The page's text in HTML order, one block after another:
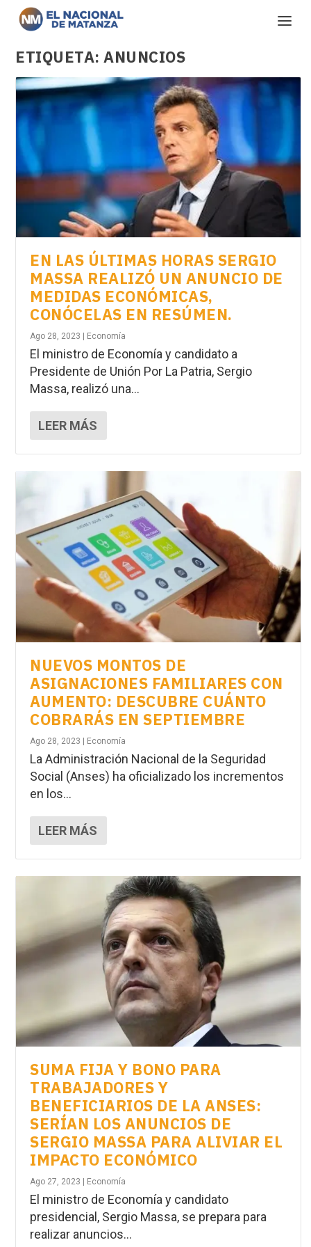
ETIQUETA:ANUNCIOS
EN LAS ÚLTIMAS HORAS SERGIO
MASSA REALIZÓ UN ANUNCIO DE
MEDIDAS ECONÓMICAS,
CONÓCELAS EN RESÚMEN.
Ago 28, 2023 Economía
El ministro de Economía y candidato a
Presidente de Unión Por La Patria, Sergio
Massa, realizó una...
LEER MÁS
NUEVOS MONTOS DE
ASIGNACIONES FAMILIARES CON
AUMENTO: DESCUBRE CUÁNTO
COBRARÁS EN SEPTIEMBRE
Ago 28, 2023 | Economía
La Administración Nacional de la Seguridad
Social (Anses) ha oficializado los incrementos
en los...
LEER MÁS
SUMA FIJA Y BONO PARA
TRABAJADORES Y
BENEFICIARIOS DE LA ANSES:
SERÍAN LOS ANUNCIOS DE
SERGIO MASSA PARA ALIVIAR EL
IMPACTO ECONÓMICO
Ago 27, 2023 Economía
El ministro de Economía y candidato
presidencial, Sergio Massa, se prepara para
realizar anuncios...